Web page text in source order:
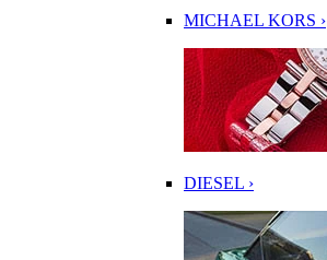
MICHAEL KORS ›
DIESEL ›